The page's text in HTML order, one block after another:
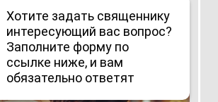
Хотите задать священнику
интересующий вас вопрос?
Заполните форму по
ссылке ниже, и вам
обязательно ответят